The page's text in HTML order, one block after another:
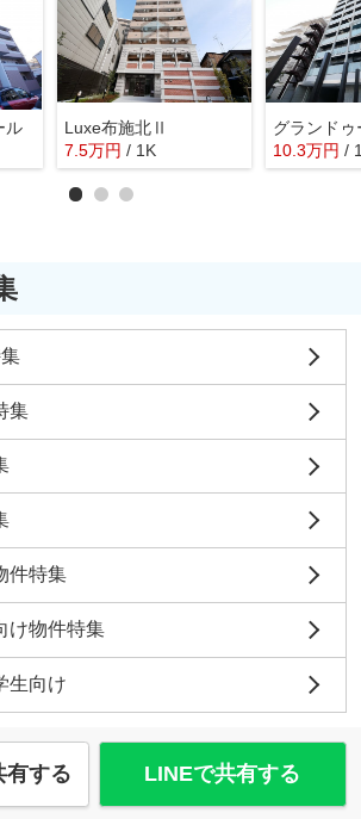
ル
Luxe布施北Ⅱ
7.5万円 / 1K 10.3万円 /
集
件特集
け物件特集
生向け
有する LINEで共有する